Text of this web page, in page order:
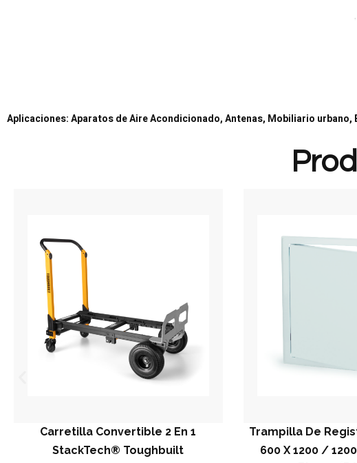
Aplicaciones: Aparatos de Aire Acondicionado, Antenas, Mobiliario
Convertible 2 En 1
Toughbuilt
Trampilla De Registro
600 X 1200 / 1200 X 600